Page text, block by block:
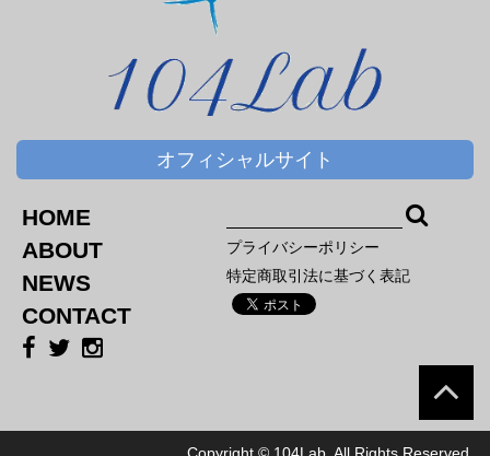
オフィシャルサイト
HOME
ABOUT
NEWS
CONTACT
プライバシーポリシー
特定商取引法に基づく表記
Copyright © 104Lab. All Rights Reserved.